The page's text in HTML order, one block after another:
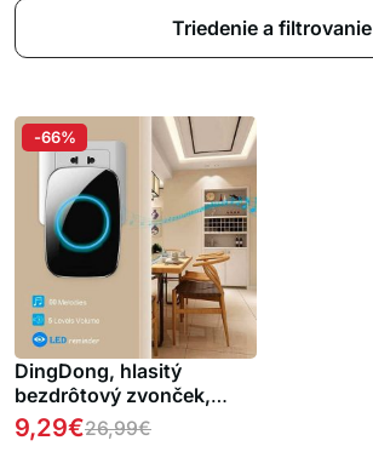
Triedenie a filtrovanie
DingDong, hlasitý
bezdrôtový zvonček,
ktorý sa inštaluje bez
vŕtania
9,29€26,99€
-66%